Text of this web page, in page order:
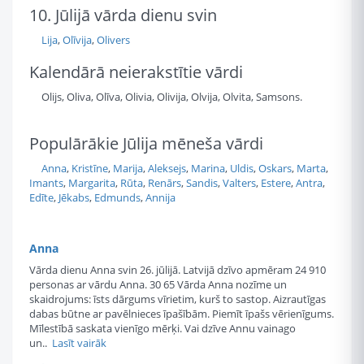
10. Jūlijā vārda dienu svin
Lija,Olīvija,Olivers
Kalendārā neierakstītie vārdi
Olijs, Oliva, Olīva, Olivia, Olivija, Olvija, Olvita, Samsons.
Populārākie Jūlija mēneša vārdi
Anna, Kristīne, Marija,Aleksejs, Marina, Uldis,Oskars, Marta,
Imants, Margarita, Rūta, Renārs,Sandis,Valters, Estere,Antra,
Edīte, Jēkabs, Edmunds,Annija
Anna
Vārda dienu Anna svin 26. jūlijā. Latvijā dzīvo apmēram 24 910
personas ar vārdu Anna. 30 65 Vārda Anna nozīme un
skaidrojums: īsts dārgums vīrietim, kurš to sastop. Aizrautīgas
dabas būtne ar pavēlnieces īpašībām. Piemīt īpašs vērienīgums.
Mīlestībā saskata vienīgo mērķi. Vai dzīve Annu vainago
un.. Lasīt vairāk